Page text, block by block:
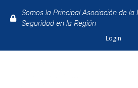
Somos la Principal Asociación de la
Seguridad en la Región
Login